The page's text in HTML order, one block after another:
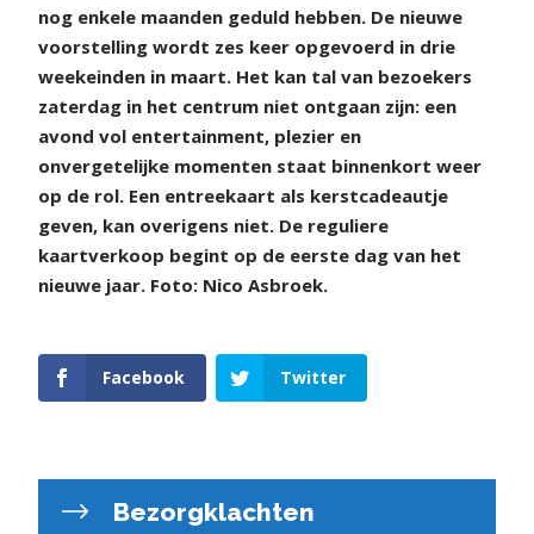
nog enkele maanden geduld hebben. De nieuwe
voorstelling wordt zes keer opgevoerd in drie
weekeinden in maart. Het kan tal van bezoekers
zaterdag in het centrum niet ontgaan zijn: een
avond vol entertainment, plezier en
onvergetelijke momenten staat binnenkort weer
op de rol. Een entreekaart als kerstcadeautje
geven, kan overigens niet. De reguliere
kaartverkoop begint op de eerste dag van het
nieuwe jaar. Foto: Nico Asbroek.
Facebook Twitter
Bezorgklachten